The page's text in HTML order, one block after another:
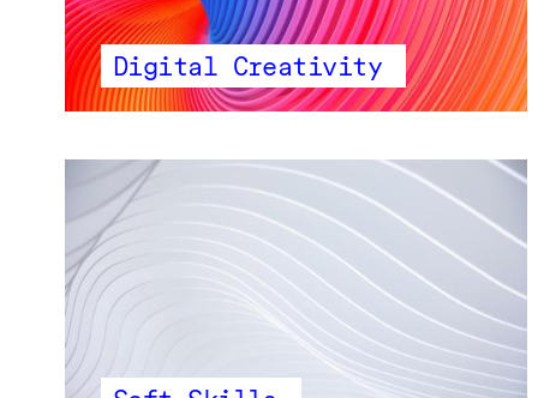
Digital Creativity